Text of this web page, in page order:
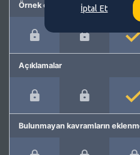
Örnek cümleler
Açıklamalar
Bulunmayan kavramların
İptal Et